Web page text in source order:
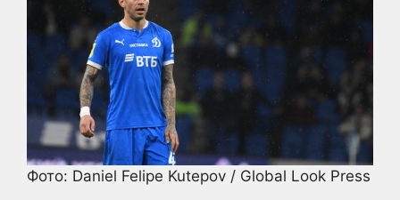
Фото: Daniel Felipe Kutepov / Global Look Press